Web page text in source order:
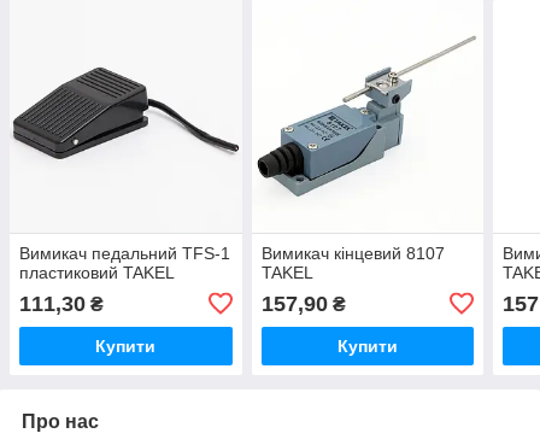
Вимикач педальний TFS-1
пластиковий TAKEL
111,30 ₴
Купити
Вимикач кінцевий 8107
TAKEL
157,90₴
Купити
Про нас